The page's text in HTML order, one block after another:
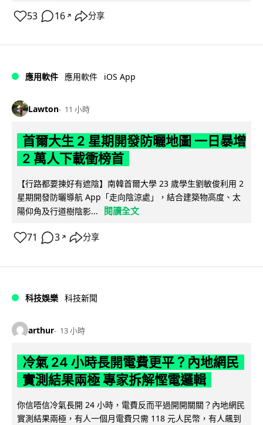
53 16 ↗ 分享
應用軟件 應用軟件 iOS App
Lawton 11 小時
首爾大生 2 星期開發防曬地圖 一日暴增
2 萬人下載衝榜首
【行路都要揀好有遮陰】南韓首爾大學 23 歲學生劉敏俊利用 2
星期開發防曬導航 App「走向陰涼處」，結合建築物高度、太
陽仰角及行道樹陰影...
閱讀全文
71 3 ↗ 分享
科技娛樂 科技新聞
arthur 13 小時
冷氣 24 小時長開電費更平？內地網民
實測結果兩極 專家拆解慳電邏輯
你信唔信冷氣長開 24 小時，電費反而平過開開關關？內地網民
實測結果兩極，有人一個月電費只需 118 元人民幣，有人飆到